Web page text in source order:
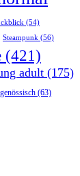
(54)
Steampunk (56)
(421)
adult (175)
(63)